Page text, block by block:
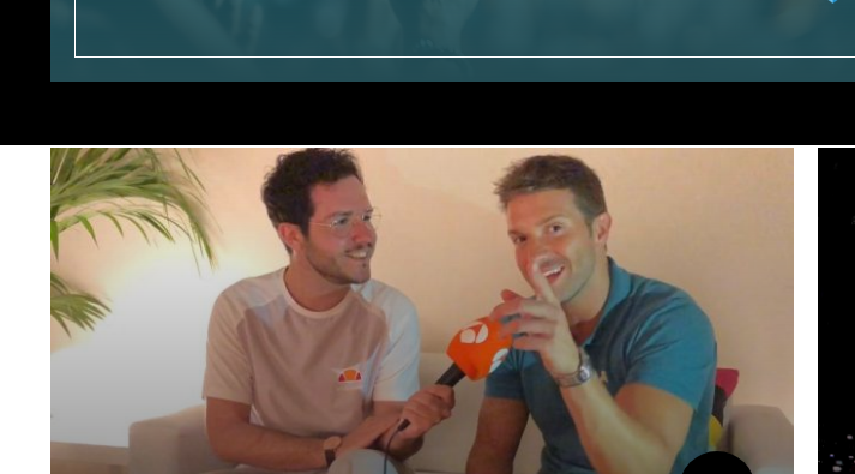
DE SEVILLA A SATURNO, CON PABLO ALBORÁN
TwitterFacebook